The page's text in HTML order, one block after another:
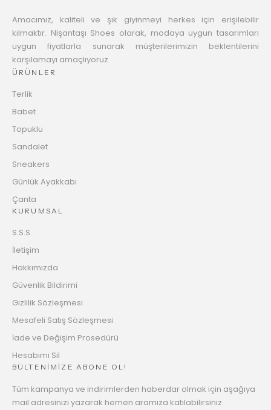
Amacımız, kaliteli ve şık giyinmeyi herkes için erişilebilir
kılmaktır. Nişantaşı Shoes olarak, modaya uygun tasarımları
uygun fiyatlarla sunarak müşterilerimizin beklentilerini
karşılamayı amaçlıyoruz.
ÜRÜNLER
Terlik
Babet
Topuklu
Sandalet
Sneakers
Günlük Ayakkabı
Çanta
KURUMSAL
S.S.S.
İletişim
Hakkımızda
Güvenlik Bildirimi
Gizlilik Sözleşmesi
Mesafeli Satış Sözleşmesi
İade ve Değişim Prosedürü
Hesabımı Sil
BÜLTENİMİZE ABONE OL!
Tüm kampanya ve indirimlerden haberdar olmak için aşağıya
mail adresinizi yazarak hemen aramıza katılabilirsiniz.